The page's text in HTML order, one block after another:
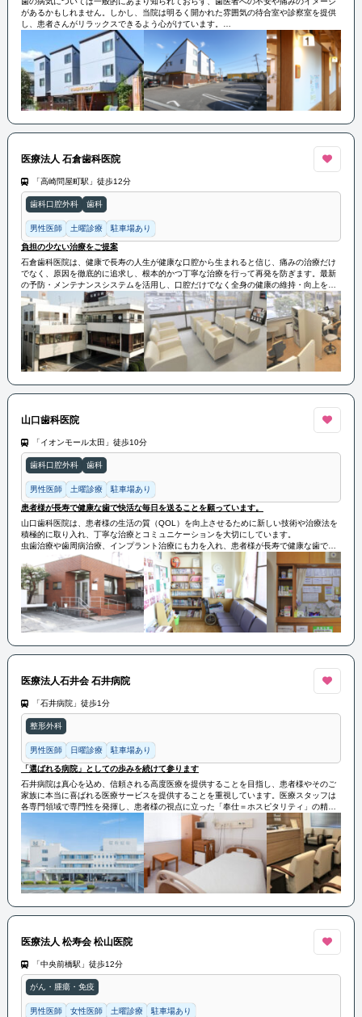
があるかもしれません。しかし、当院は明るく開かれた雰囲気の待合室や診察室を提供
し、患者さんがリラックスできるよう心がけています。
患者さんとのコミュニケーションを重視し、時間をかけて様々な治療法を丁寧に説明し
ます。歯に関する悩みがある方は、ぜひ当院を訪れてみてください。
医療法人 石倉歯科医院
「高崎問屋町駅」徒歩12分
歯科口腔外科 歯科
男性医師 土曜診療 駐車場あり
負担の少ない治療をご提案
石倉歯科医院は、健康で長寿の人生が健康な口腔から生まれると信じ、痛みの治療だけ
でなく、原因を徹底的に追求し、根本的かつ丁寧な治療を行って再発を防ぎます。最新
の予防・メンテナンスシステムを活用し、口腔だけでなく全身の健康の維持・向上を目
指しています。
山口歯科医院
「イオンモール太田」徒歩10分
歯科口腔外科 歯科
男性医師 土曜診療 駐車場あり
患者様が長寿で健康な歯で快活な毎日を送ることを願っています。
山口歯科医院は、患者様の生活の質（QOL）を向上させるために新しい技術や治療法を
積極的に取り入れ、丁寧な治療とコミュニケーションを大切にしています。
虫歯治療や歯周病治療、インプラント治療にも力を入れ、患者様が長寿で健康な歯で快
活な毎日を送ることを願っています。建物は古いが、医師は日々勉強を重ね、最新の技
術を提供しています。不安や疑問があればお気軽に相談できる環境で、皆様の笑顔に貢
献できることを期待しています。
医療法人石井会 石井病院
「石井病院」徒歩1分
整形外科
男性医師 日曜診療 駐車場あり
「選ばれる病院」としての歩みを続けて参ります
石井病院は真心を込め、信頼される高度医療を提供することを目指し、患者様やそのご
家族に本当に喜ばれる医療サービスを提供することを重視しています。医療スタッフは
各専門領域で専門性を発揮し、患者様の視点に立った「奉仕＝ホスピタリティ」の精神
を大切にし、質の高い信頼される医療や看護サービスを提供しています。地域に愛さ
れ、開放的で明るい「選ばれる病院」を目指して、向上心を持ち続けています。
医療法人 松寿会 松山医院
「中央前橋駅」徒歩12分
がん・腫瘍・免疫
男性医師 女性医師 土曜診療 駐車場あり